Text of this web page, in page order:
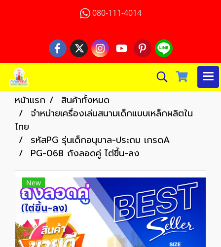
080-111-4014
หน้าแรก
สินค้าทั้งหมด
จำหน่ายเครื่องเล่นสนามเด็กแบบเหล็กผลิตใน
ไทย
รหัสPG รุ่นเด็กอนุบาล-ประถม เกรดA
PG-068 ถังลอดคู่ ไต่ขึ้น-ลง
New